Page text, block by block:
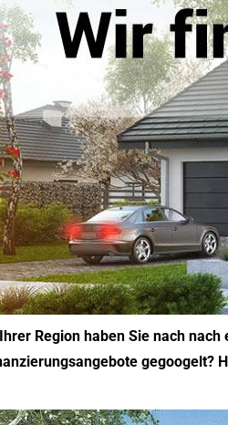
Region haben Sie nach
gegoogelt?